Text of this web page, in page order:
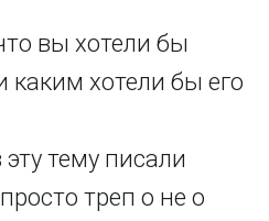
вы хотели бы
каким хотели бы его
тему писали
треп о не о